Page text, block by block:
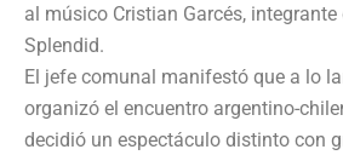
al músico Cristian Garcés,
Splendid.
El jefe comunal manifestó que a lo
organizó el encuentro argentino-
decidió un espectáculo distinto con